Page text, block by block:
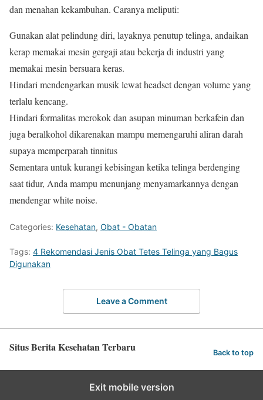
dan menahan kekambuhan. Caranya meliputi:
Gunakan alat pelindung diri, layaknya penutup telinga, andaikan
kerap memakai mesin gergaji atau bekerja di industri yang
memakai mesin bersuara keras.
Hindari mendengarkan musik lewat headset dengan volume yang
terlalu kencang.
Hindari formalitas merokok dan asupan minuman berkafein dan
juga beralkohol dikarenakan mampu memengaruhi aliran darah
supaya memperparah tinnitus
Sementara untuk kurangi kebisingan ketika telinga berdenging
saat tidur, Anda mampu menunjang menyamarkannya dengan
mendengar white noise.
Categories: Kesehatan, Obat - Obatan
Tags: 4 Rekomendasi Jenis Obat Tetes Telinga yang Bagus
Digunakan
Leave a Comment
Situs Berita Kesehatan Terbaru Back to top
Exit mobile version